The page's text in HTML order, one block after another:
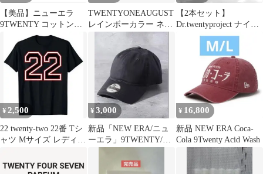
【美品】ニューエラ
9TWENTY コットンリ
ネンサンディエゴ・パ
ドレス
TWENTYONEAUGUST
レインボーカラー ネッ
クレス
【2本セット】
Dr.twentyproject ナイン
トナー 化水粧 300ml
¥ 2,500
22 twenty-two 22番 Tシ
ャツ Mサイズ レディー
¥3,000
新品「NEW ERA/ニュ
ーエラ」9TWENTY/ブ
¥ 16,800
新品 NEW ERA Coca-
Cola 9Twenty Acid Wash